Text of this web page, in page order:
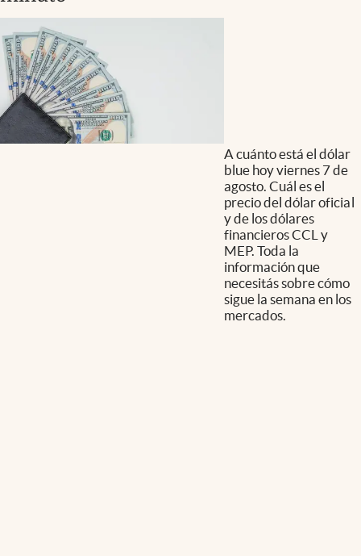
A cuánto está el dólar
blue hoy viernes 7 de
agosto. Cuál es el
precio del dólar oficial
y de los dólares
financieros CCL y
MEP. Toda la
información que
necesitás sobre cómo
sigue la semana en los
mercados.